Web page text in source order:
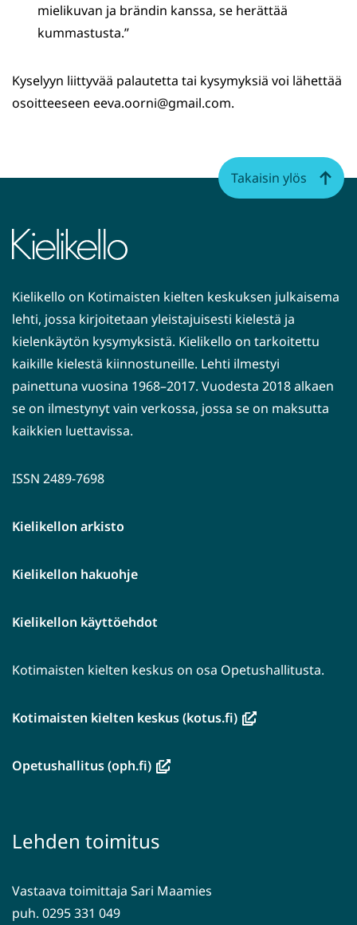
mielikuvan ja brändin kanssa, se herättää
kummastusta.”
Kyselyyn liittyvää palautetta tai kysymyksiä voi lähettää
osoitteeseen eeva.oorni@gmail.com.
Kielikello on Kotimaisten kielten keskuksen julkaisema
lehti, jossa kirjoitetaan yleistajuisesti kielestä ja
kielenkäytön kysymyksistä. Kielikello on tarkoitettu
kaikille kielestä kiinnostuneille. Lehti ilmestyi
painettuna vuosina 1968–2017. Vuodesta 2018 alkaen
se on ilmestynyt vain verkossa, jossa se on maksutta
kaikkien luettavissa.
ISSN 2489-7698
Kielikellon arkisto
Kielikellon hakuohje
Kielikellon käyttöehdot
Kotimaisten kielten keskus on osa Opetushallitusta.
Kotimaisten kielten keskus (kotus.fi)(avautuu
Opetushallitus (oph.fi)(avautuu
toiseen
Lehden toimitus
Vastaava toimittaja Sari Maamies
puh. 0295 331 049
Takaisin ylös